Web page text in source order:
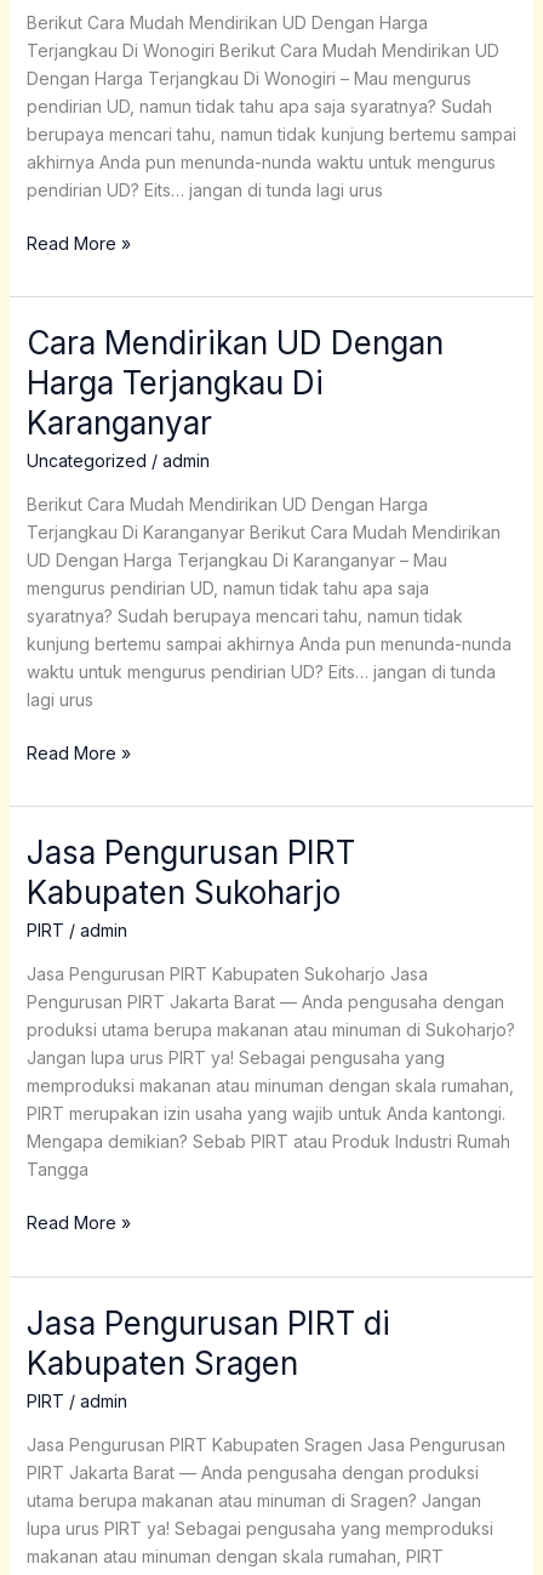
Berikut Cara Mudah Mendirikan UD Dengan Harga
Terjangkau Di Wonogiri Berikut Cara Mudah Mendirikan UD
Dengan Harga Terjangkau Di Wonogiri – Mau mengurus
pendirian UD, namun tidak tahu apa saja syaratnya? Sudah
berupaya mencari tahu, namun tidak kunjung bertemu sampai
akhirnya Anda pun menunda-nunda waktu untuk mengurus
pendirian UD? Eits… jangan di tunda lagi urus
Terjangkau
Di
Wonogiri
Read More »
Cara Mendirikan UD Dengan
Harga Terjangkau Di
Karanganyar
Uncategorized / admin
Berikut Cara Mudah Mendirikan UD Dengan Harga
Terjangkau Di Karanganyar Berikut Cara Mudah Mendirikan
UD Dengan Harga Terjangkau Di Karanganyar – Mau
mengurus pendirian UD, namun tidak tahu apa saja
syaratnya? Sudah berupaya mencari tahu, namun tidak
kunjung bertemu sampai akhirnya Anda pun menunda-nunda
waktu untuk mengurus pendirian UD? Eits… jangan di tunda
lagi urus
Cara
UD
Dengan
Terjangkau
Di
Karanganyar
Read More »
Jasa Pengurusan PIRT
Kabupaten Sukoharjo
PIRT / admin
Jasa Pengurusan PIRT Kabupaten Sukoharjo Jasa
Pengurusan PIRT Jakarta Barat — Anda pengusaha dengan
produksi utama berupa makanan atau minuman di Sukoharjo?
Jangan lupa urus PIRT ya! Sebagai pengusaha yang
memproduksi makanan atau minuman dengan skala rumahan,
PIRT merupakan izin usaha yang wajib untuk Anda kantongi.
Mengapa demikian? Sebab PIRT atau Produk Industri Rumah
Tangga
Jasa
PIRT
Kabupaten
Read More »
Jasa Pengurusan PIRT di
Kabupaten Sragen
PIRT / admin
Jasa Pengurusan PIRT Kabupaten Sragen Jasa Pengurusan
PIRT Jakarta Barat — Anda pengusaha dengan produksi
utama berupa makanan atau minuman di Sragen? Jangan
lupa urus PIRT ya! Sebagai pengusaha yang memproduksi
makanan atau minuman dengan skala rumahan, PIRT
Jasa
PIRT
di
Sragen